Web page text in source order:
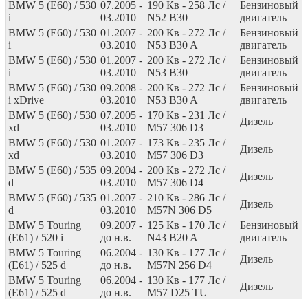
BMW 5 (E60) / 530
i
07.2005 -
03.2010
190 Кв - 258 Лс /
N52 B30
Бензиновый
двигатель
BMW 5 (E60) / 530
i
01.2007 -
03.2010
200 Кв - 272 Лс /
N53 B30 A
Бензиновый
двигатель
BMW 5 (E60) / 530
i
01.2007 -
03.2010
200 Кв - 272 Лс /
N53 B30
Бензиновый
двигатель
BMW 5 (E60) / 530
i xDrive
09.2008 -
03.2010
200 Кв - 272 Лс /
N53 B30 A
Бензиновый
двигатель
BMW 5 (E60) / 530
xd
07.2005 -
03.2010
170 Кв - 231 Лс /
M57 306 D3
Дизель
BMW 5 (E60) / 530
xd
01.2007 -
03.2010
173 Кв - 235 Лс /
M57 306 D3
Дизель
BMW 5 (E60) / 535
d
09.2004 -
03.2010
200 Кв - 272 Лс /
M57 306 D4
Дизель
BMW 5 (E60) / 535
d
01.2007 -
03.2010
210 Кв - 286 Лс /
M57N 306 D5
Дизель
BMW 5 Touring
(E61) / 520 i
09.2007 -
до н.в.
125 Кв - 170 Лс /
N43 B20 A
Бензиновый
двигатель
BMW 5 Touring
(E61) / 525 d
06.2004 -
до н.в.
130 Кв - 177 Лс /
M57N 256 D4
Дизель
BMW 5 Touring
(E61) / 525 d
06.2004 -
до н.в.
130 Кв - 177 Лс /
M57 D25 TU
Дизель